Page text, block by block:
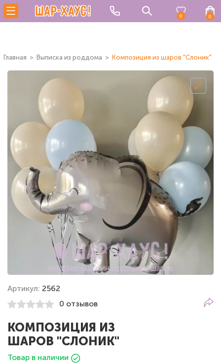
0 0
Главная Выписка из роддома Композиция из шаров "Слоник"
Артикул: 2562
0 отзывов
КОМПОЗИЦИЯ ИЗ
ШАРОВ "СЛОНИК"
Товар в наличии